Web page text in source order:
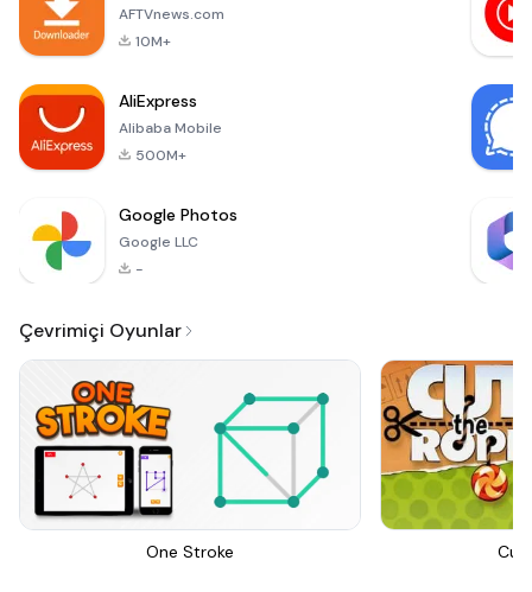
دریافت ک
AFTVnews.com
10M+
AliExpress
Alibaba Mobile
500M+
Google Photos
Google LLC
-
Çevrimiçi Oyunlar
One Stroke Cut